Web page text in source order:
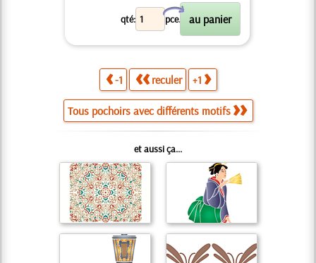
qté: pce.
X
-1 reculer +1
Tous pochoirs avec différents motifs
et aussi ça...